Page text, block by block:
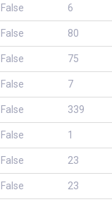
False 6
False 80
False 75
False 7
False 339
False 1
False 23
False 23